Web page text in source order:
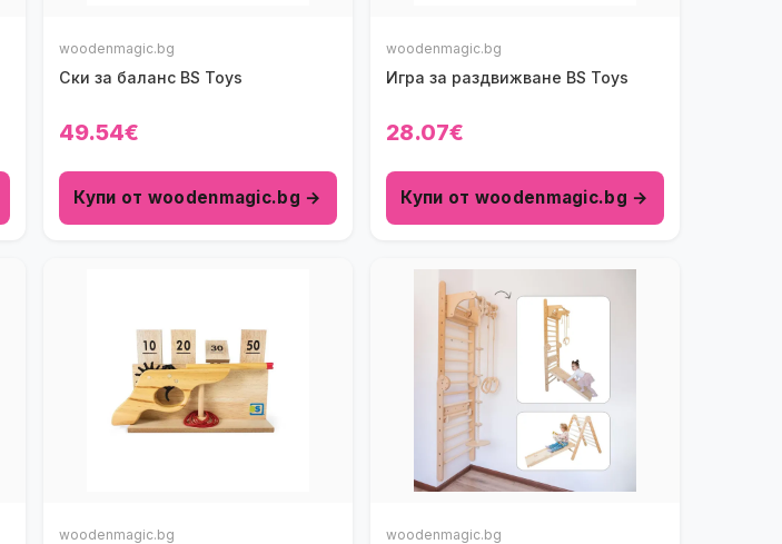
woodenmagic.bg
Ски за баланс BS Toys
49.54€
Купи от woodenmagic.bg →
woodenmagic.bg
Игра за раздвижване BS Toys
28.07€
Купи от woodenmagic.bg →
woodenmagic.bg woodenmagic.bg